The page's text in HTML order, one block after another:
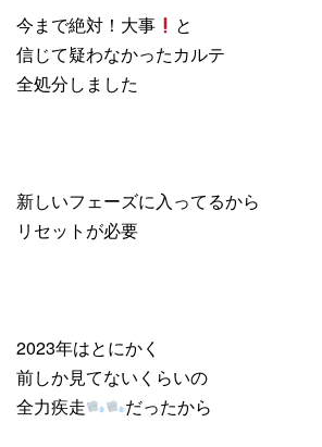
今まで絶対！大事
と
信じて疑わなかったカルテ
全処分しました
新しいフェーズに入ってるから
リセットが必要
2023年はとにかく
前しか見てないくらいの
全力疾走
だったから